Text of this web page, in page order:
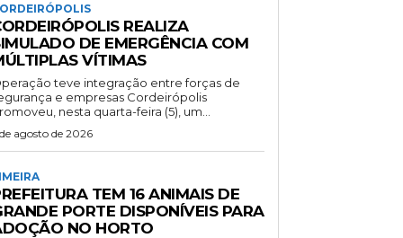
REALIZA
DE EMERGÊNCIA COM
VÍTIMAS
teve integração entre forças de
e empresas Cordeirópolis
nesta quarta-feira (5), um...
agosto de 2026
TEM 16 ANIMAIS DE
PORTE DISPONÍVEIS PARA
NO HORTO